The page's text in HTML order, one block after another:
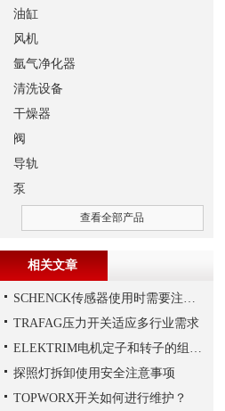
油缸
风机
氩气净化器
清洗设备
干燥器
阀
导轨
泵
查看全部产品
相关文章
SCHENCK传感器使用时需要注意这些
TRAFAG压力开关适应多行业需求
ELEKTRIM电机定子和转子的组成结构如下
探照灯拆卸使用安全注意事项
TOPWORX开关如何进行维护？